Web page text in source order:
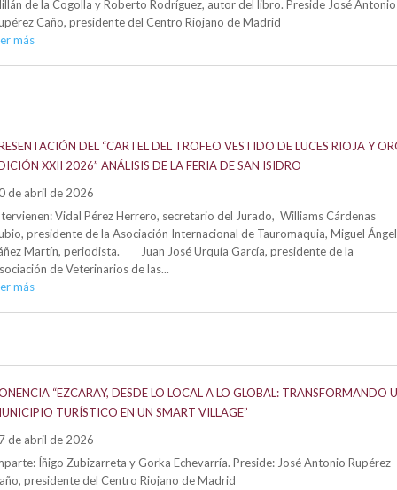
de la Cogolla y Roberto Rodríguez, autor del libro. Preside José Antonio
Caño, presidente del Centro Riojano de Madrid
más
DEL “CARTEL DEL TROFEO VESTIDO DE LUCES RIOJA Y
XXII 2026” ANÁLISIS DE LA FERIA DE SAN ISIDRO
de abril de 2026
Vidal Pérez Herrero, secretario del Jurado, Williams Cárdenas
presidente de la Asociación Internacional de Tauromaquia, Miguel Ángel
Martín, periodista. Juan José Urquía García, presidente de la
de Veterinarios de las...
más
“EZCARAY, DESDE LO LOCAL A LO GLOBAL: TRANSFORMANDO
TURÍSTICO EN UN SMART VILLAGE”
de abril de 2026
Íñigo Zubizarreta y Gorka Echevarría. Preside: José Antonio Rupérez
presidente del Centro Riojano de Madrid